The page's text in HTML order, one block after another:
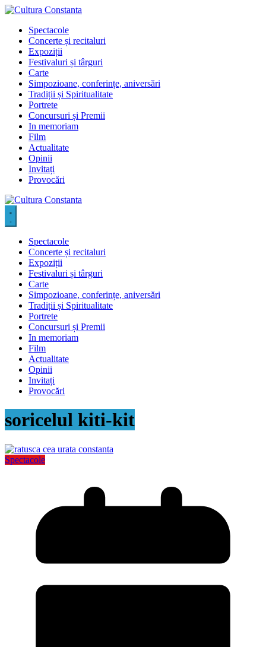
Sari
conținutSpectacole
Concerte și recitaluri
Expoziții
Festivaluri și târguri
Carte
Simpozioane, conferințe, aniversări
Tradiții și Spiritualitate
Portrete
Concursuri și Premii
In memoriam
Film
Actualitate
Opinii
Invitați
Provocări
Spectacole
Concerte și recitaluri
Expoziții
Festivaluri și târguri
Carte
Simpozioane, conferințe, aniversări
Tradiții și Spiritualitate
Portrete
Concursuri și Premii
In memoriam
Film
Actualitate
Opinii
Invitați
Provocări
soricelul kiti-kit
Spectacole